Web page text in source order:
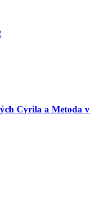
Cyrila a Metoda v